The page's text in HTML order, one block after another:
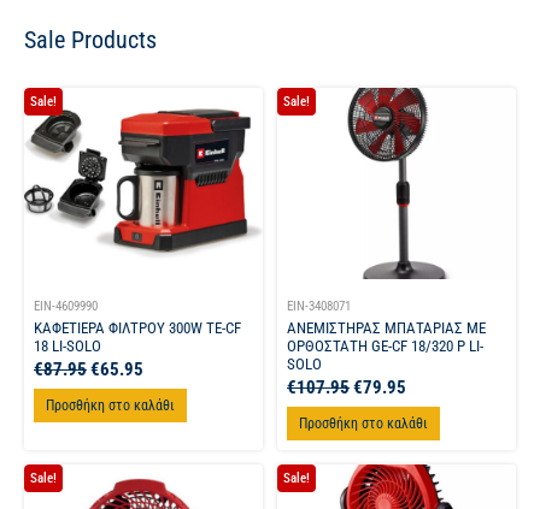
Sale Products
Sale!
EIN-4609990
ΚΑΦΕΤΙΕΡΑ ΦΙΛΤΡΟΥ 300W TE-CF
18 LI-SOLO
€87.95€65.95
Προσθήκη στο καλάθι
Sale!
EIN-3408071
ΑΝΕΜΙΣΤΗΡΑΣ ΜΠΑΤΑΡΙΑΣ ΜΕ
ΟΡΘΟΣΤΑΤΗ GE-CF 18/320 P LI-
SOLO
€107.95€79.95
Προσθήκη στο καλάθι
Sale! Sale!